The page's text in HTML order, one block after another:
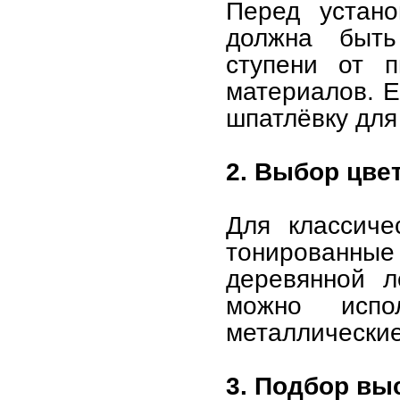
Перед
должна быть
ступени от
материалов.
шпатлёвку
2. Выбор
Для
деревянной
можно
3. Подбор